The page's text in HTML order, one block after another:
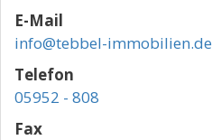
E-Mail
info@tebbel-immobilien.de
Telefon
05952 - 808
Fax